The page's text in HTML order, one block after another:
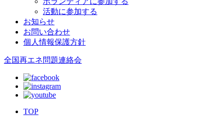
活動に参加する
お知らせ
お問い合わせ
個人情報保護方針
全国再エネ問題連絡会
TOP